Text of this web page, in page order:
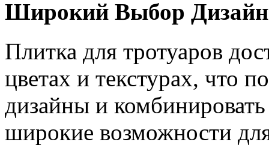
Широкий Выбор
Плитка для тротуаров
цветах и текстурах, что
дизайны и
широкие возможности